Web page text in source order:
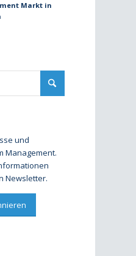
Markt in
und
Management.
Newsletter.